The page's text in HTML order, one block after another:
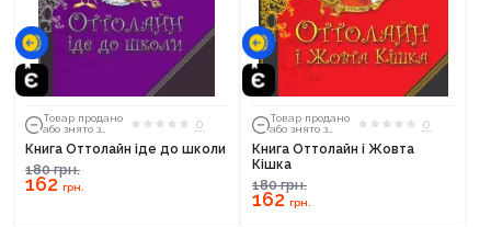
Товар продано
або знято з
0
Книга Оттолайн іде до школи
180грн.
162грн.
Товар продано
або знято з
0
Книга Оттолайн і Жовта
Кішка
180грн.
162грн.
Оформити замовлення